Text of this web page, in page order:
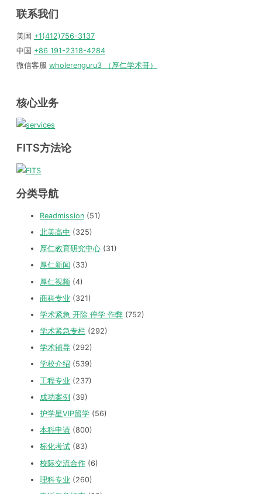
联系我们
美国 +1(412)756-3137
中国 +86 191-2318-4284
微信客服 wholerenguru3 （厚仁学术哥）
核心业务
FITS方法论
分类导航
Readmission (51)
北美高中 (325)
厚仁教育研究中心 (31)
厚仁新闻 (33)
厚仁视频 (4)
商科专业 (321)
学术紧急 开除 停学 作弊 (752)
学术紧急专栏 (292)
学术辅导 (292)
学校介绍 (539)
工程专业 (237)
成功案例 (39)
护学星VIP留学 (56)
本科申请 (800)
标化考试 (83)
校际交流合作 (6)
理科专业 (260)